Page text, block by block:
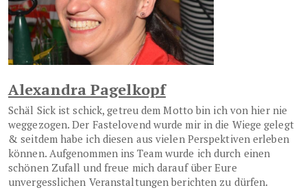
Alexandra Pagelkopf
Schäl Sick ist schick, getreu dem Motto bin ich von hier nie
weggezogen. Der Fastelovend wurde mir in die Wiege gelegt
& seitdem habe ich diesen aus vielen Perspektiven erleben
können. Aufgenommen ins Team wurde ich durch einen
schönen Zufall und freue mich darauf über Eure
unvergesslichen Veranstaltungen berichten zu dürfen.